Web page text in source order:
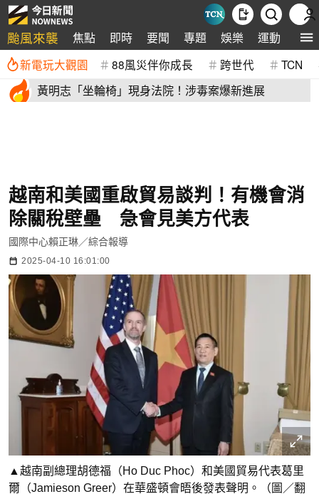
颱風來襲 焦點 即時 要聞 專題 娛樂 運動 全球
新電玩大觀園 88風災伴你成長 跨世代 TCN
黃明志「坐輪椅」現身法院！涉毒案爆新進展
越南和美國重啟貿易談判！有機會消
除關稅壁壘 急會見美方代表
國際中心賴正琳／綜合報導
2025-04-10 16:01:00
▲越南副總理胡德福（Ho Duc Phoc）和美國貿易代表葛里
爾（Jamieson Greer）在華盛頓會晤後發表聲明。（圖／翻